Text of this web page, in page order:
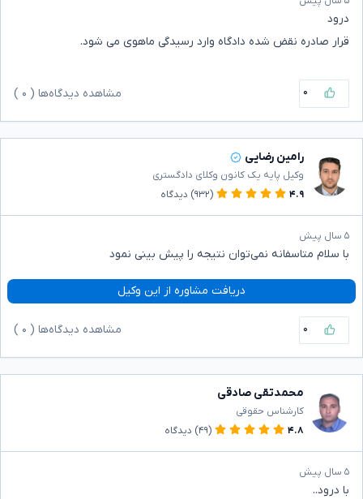
درود
قرار صادره نقض شده دادگاه وارد رسیدگی ماهوی می شود.
۰ مشاهده دیدگاه‌ها ( ۰
رامین رضایی
وکیل پایه یک کانون وکلای دادگستری
۴.۹
(۹۳۲) دیدگاه
۵ سال پیش
با سلام متاسفانه نمی‌توان نتیجه را پیش بینی نمود
دریافت مشاوره از این وکیل
۰ مشاهده دیدگاه‌ها ( ۰
محمدتقی صادقی
کارشناس حقوقی
۴.۸
(۴۹) دیدگاه
۵ سال پیش
با درود..